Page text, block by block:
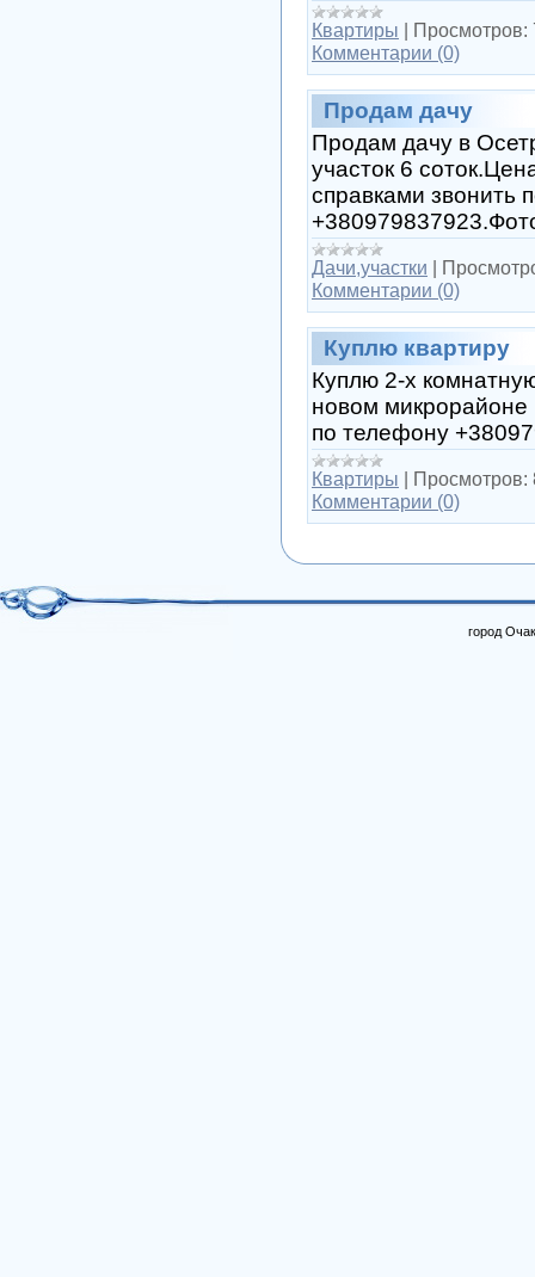
Квартиры | Просмотров:
Комментарии (0)
Продам дачу
Продам дачу в
участок 6
справками звонить
Дачи,участки |
Комментарии (0)
Куплю квартиру
Куплю 2-х
новом
по телефону
Квартиры | Просмотров:
Комментарии (0)
город